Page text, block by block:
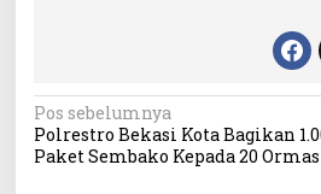
Navigasi
pos
Pos sebelumnya
Polrestro Bekasi Kota Bagikan
Paket Sembako Kepada 20 Ormas